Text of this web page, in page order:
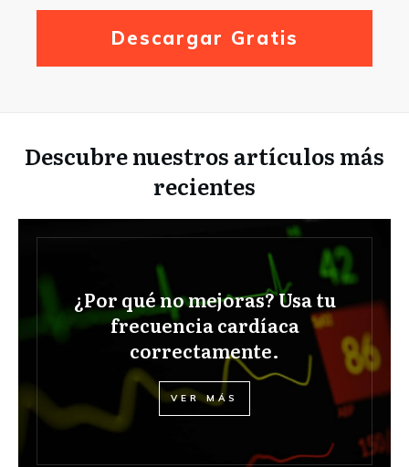
Descargar Gratis
Descubre nuestros artículos más
recientes
¿Por qué no mejoras? Usa tu
frecuencia cardíaca
correctamente.
VER MÁS